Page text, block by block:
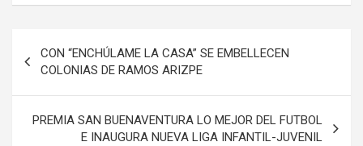
Navegación
de
entradas
CON “ENCHÚLAME LA CASA” SE EMBELLECEN
COLONIAS DE RAMOS ARIZPE
PREMIA SAN BUENAVENTURA LO MEJOR DEL FUTBOL
E INAUGURA NUEVA LIGA INFANTIL-JUVENIL